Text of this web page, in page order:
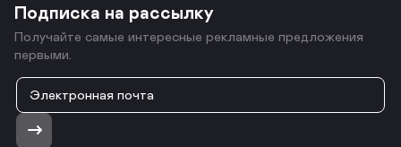
Подписка на рассылку
Получайте самые интересные рекламные предложения
первыми.